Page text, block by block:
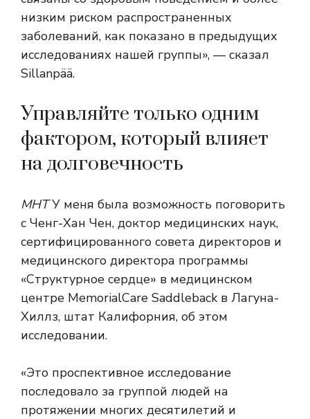
низким риском распространенных
заболеваний, как показано в предыдущих
исследованиях нашей группы», — сказал
Sillanpää.
Управляйте только одним
фактором, который влияет
на долговечность
МНТУ меня была возможность поговорить
с Ченг-Хан Чен, доктор медицинских наук,
сертифицированного совета директоров и
медицинского директора программы
«Структурное сердце» в медицинском
центре MemorialCare Saddleback в Лагуна-
Хиллз, штат Калифорния, об этом
исследовании.
«Это проспективное исследование
последовало за группой людей на
протяжении многих десятилетий и